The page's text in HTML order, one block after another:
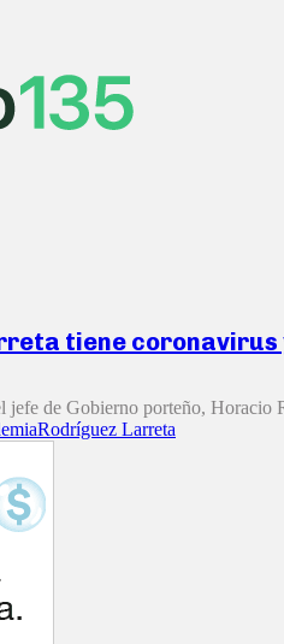
tiene
de Gobierno porteño, Horacio
Rodríguez Larreta